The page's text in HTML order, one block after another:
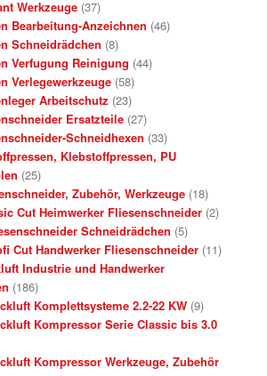
Werkzeuge (37)
Bearbeitung-Anzeichnen (46)
Schneidrädchen (8)
Verfugung Reinigung (44)
Verlegewerkzeuge (58)
Arbeitschutz (23)
Ersatzteile (27)
Schneidhexen (33)
Klebstoffpressen, PU
(25)
Zubehör, Werkzeuge (18)
Cut Heimwerker Fliesenschneider (2)
Schneidrädchen (5)
Cut Handwerker Fliesenschneider (11)
Industrie und Handwerker
(186)
Komplettsysteme 2.2-22 KW (9)
Kompressor Serie Classic bis 3.0
Kompressor Werkzeuge, Zubehör